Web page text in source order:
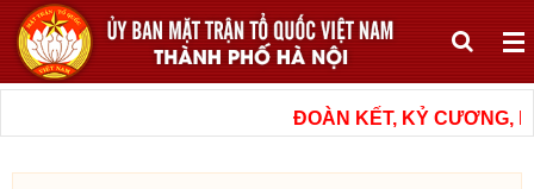
ĐOÀN KẾT, KỶ CƯƠNG,